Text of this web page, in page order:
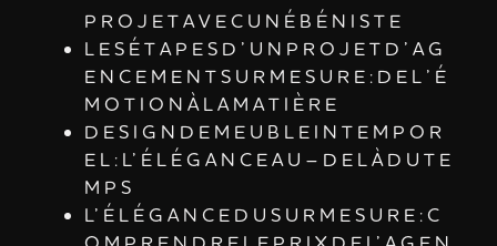
P R O J E T A V E C U N É B É N I S T E
L E S É T A P E S D ’ U N P R O J E T D ’ A G
E N C E M E N T S U R M E S U R E : D E L ’ É
M O T I O N À L A M A T I È R E
D E S I G N D E M E U B L E I N T E M P O R
E L : L’ É L É G A N C E A U – D E L À D U T E
M P S
L’ É L É G A N C E D U S U R M E S U R E : C